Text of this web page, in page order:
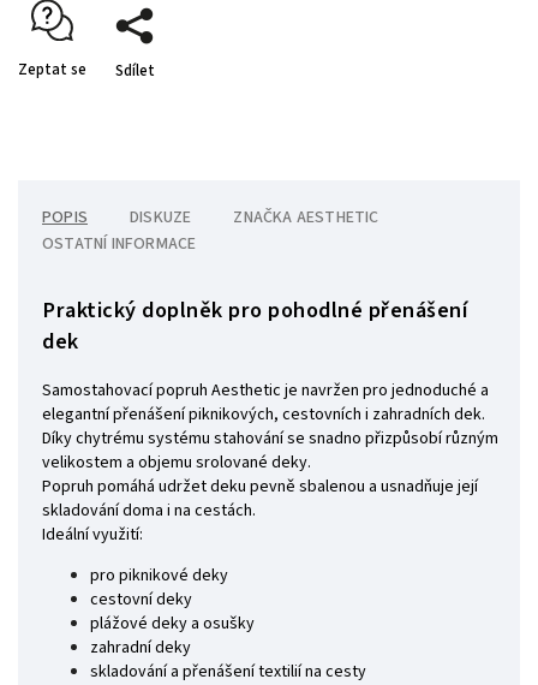
Zeptat se Sdílet
POPIS DISKUZE ZNAČKA AESTHETIC
OSTATNÍ INFORMACE
Praktický doplněk pro pohodlné přenášení
dek
Samostahovací popruh Aesthetic je navržen pro jednoduché a
elegantní přenášení piknikových, cestovních i zahradních dek.
Díky chytrému systému stahování se snadno přizpůsobí různým
velikostem a objemu srolované deky.
Popruh pomáhá udržet deku pevně sbalenou a usnadňuje její
skladování doma i na cestách.
Ideální využití:
pro piknikové deky
cestovní deky
plážové deky a osušky
zahradní deky
skladování a přenášení textilií na cesty